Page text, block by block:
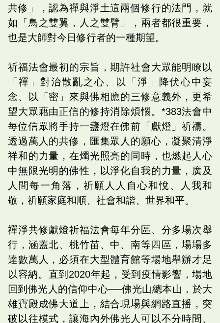
共修」，認為禪與淨土這兩個修行的法門，就
如「鳥之雙翼，人之雙臂」，兩者都很重要，
也是大師對今日修行者的一種期望。
祈福法會最初的宗旨，期許社會大眾能明瞭以
「禪」對治散亂之心、以「淨」降伏心中妄
念、以「密」來與佛相應的三修意義外，更希
望大眾藉由正信的修持消除煩惱。*383法會中
每位信眾將手持一盞燈在佛前「獻燈」祈禱。
透過萬人的共修，匯集眾人的願心，凝聚清淨
祥和的力量，在燭光照亮的同時，也燃起人心
中無限光明的佛性，以淨化自我的力量，廣及
人間每一角落，祈願人人自心和悅、人我和
敬，祈願家庭和順、社會和諧、世界和平。
禪淨共修獻燈祈福法會每年分區、分多場次舉
行，涵蓋北、桃竹苗、中、南等四區，場場多
達數萬人，必須在大型體育館等場地舉辦才足
以容納。直到2020年起，受到疫情影響，場地
回到佛光人的信仰中心──佛光山總本山，於大
雄寶殿成佛大道上，結合現場與網路直播，突
破以往模式，讓海內外佛光人可以不分時間、